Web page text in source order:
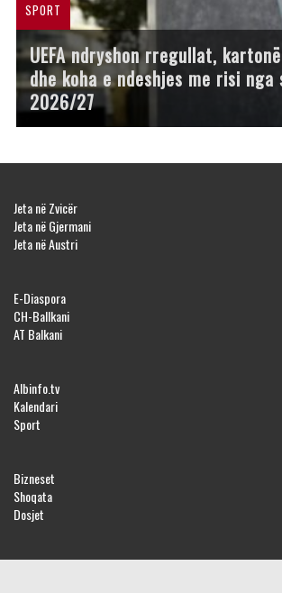
SPORT
UEFA ndryshon rregullat,
dhe koha e ndeshjes me risi nga
2026/27
Jeta në Zvicër
Jeta në Gjermani
Jeta në Austri
E-Diaspora
CH-Ballkani
AT Balkani
Albinfo.tv
Kalendari
Sport
Bizneset
Shoqata
Dosjet